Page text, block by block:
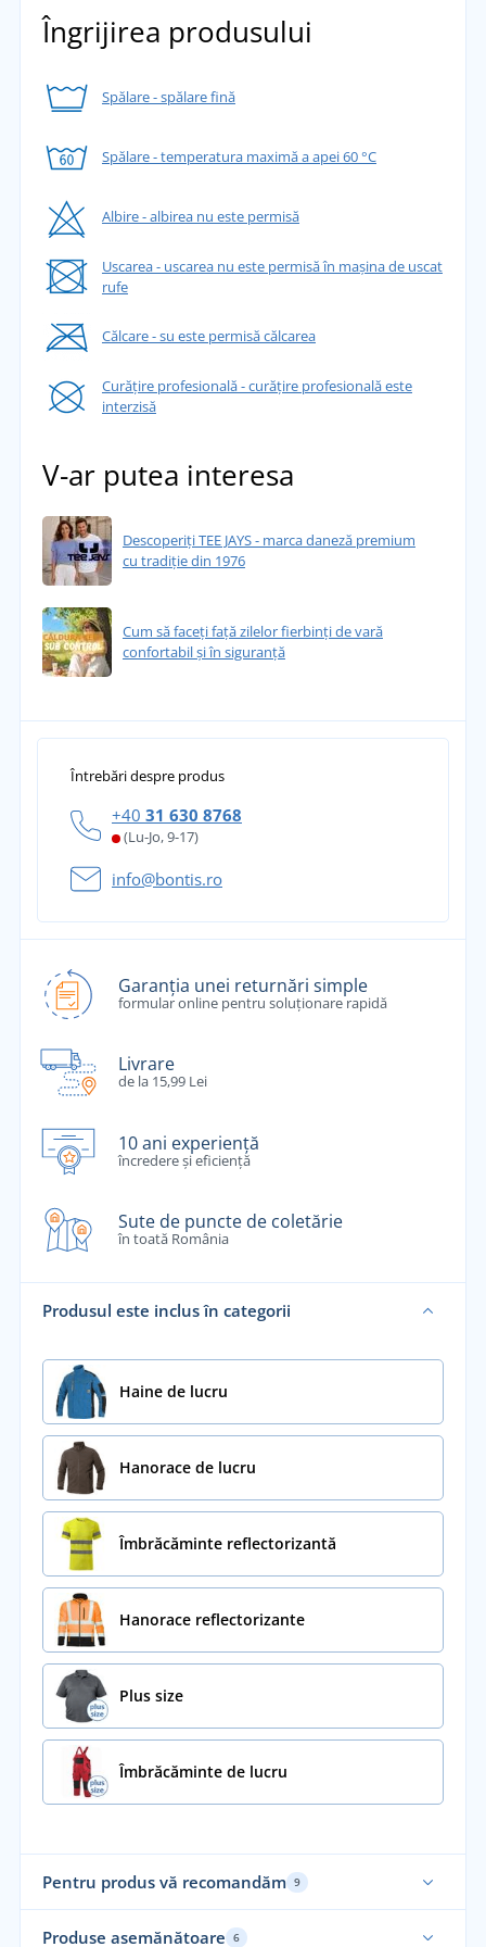
Îngrijirea produsului
Spălare - spălare fină
Spălare - temperatura maximă a apei 60 °C
Albire - albirea nu este permisă
Uscarea - uscarea nu este permisă în mașina de uscat
rufe
Călcare - su este permisă călcarea
Curățire profesională - curățire profesională este
interzisă
V-ar putea interesa
Descoperiți TEE JAYS - marca daneză premium
cu tradiție din 1976
Cum să faceți față zilelor fierbinți de vară
confortabil și în siguranță
Întrebări despre produs
+40 31 630 8768
(Lu-Jo, 9-17)
info@bontis.ro
Garanția unei returnări simple
formular online pentru soluționare rapidă
Livrare
de la 15,99 Lei
10 ani experiență
încredere și eficiență
Sute de puncte de coletărie
în toată România
Produsul este inclus în categorii
Haine de lucru
Hanorace de lucru
Îmbrăcăminte reflectorizantă
Hanorace reflectorizante
Plus size
Îmbrăcăminte de lucru
Pentru produs vă recomandăm 9
Produse asemănătoare 6